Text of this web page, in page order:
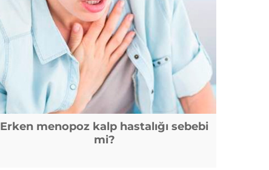
Erken menopoz kalp hastalığı sebebi
mi?